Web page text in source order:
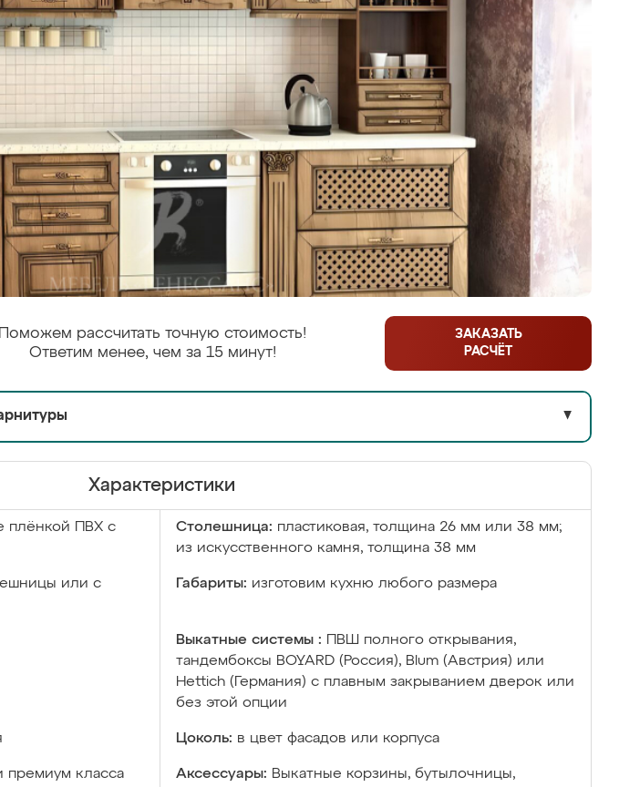
Поможем рассчитать точную стоимость!
Ответим менее, чем за 15 минут!
ЗАКАЗАТЬ
РАСЧЁТ
▼
Характеристики
плёнкой ПВХ с
Столешница: пластиковая, толщина 26 мм или 38 мм;
из искусственного камня, толщина 38 мм
или с
Габариты: изготовим кухню любого размера
Выкатные системы :
ПВШ полного открывания,
тандембоксы BOYARD (Россия), Blum (Австрия) или
Hettich (Германия) с плавным закрыванием дверок или
без этой опции
Цоколь: в цвет фасадов или корпуса
премиум класса
Аксессуары: Выкатные корзины, бутылочницы,